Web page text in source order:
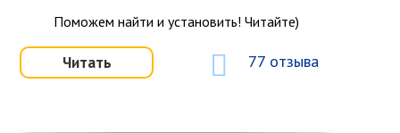
Поможем найти и установить! Читайте)
Читать 77 отзыва